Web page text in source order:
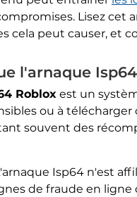
Lisez cet
cela peut causer, et
l'arnaque
Roblox est un
ou à
souvent des
Isp64 n'est
de fraude en